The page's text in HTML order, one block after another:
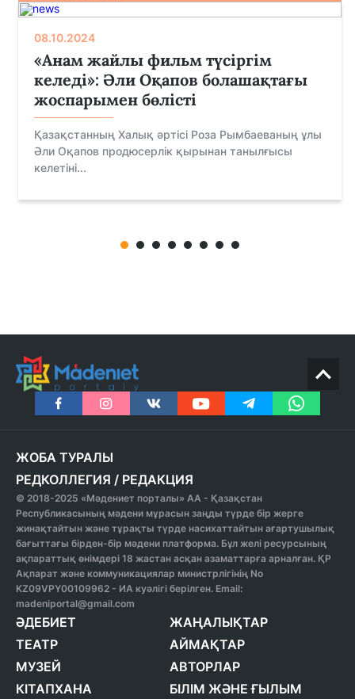
08.10.2024
«Анам жайлы фильм түсіргім
келеді»: Әли Оқапов болашақтағы
жоспарымен бөлісті
Қазақстанның Халық әртісі Роза Рымбаеваның ұлы
Әли Оқапов продюсерлік қырынан танылғысы
келетіні...
ЖОБА ТУРАЛЫ
РЕДКОЛЛЕГИЯ / РЕДАКЦИЯ
© 2018-2025 «Мәдениет порталы» АА - Қазақстан
Республикасының мәдени мұрасын заңды түрде бір жерге
жинақтайтын және тұрақты түрде насихаттайтын ағартушылық
бағыттағы бірден-бір мәдени платформа. Бұл желі ресурсының
ақпараттық өнімдері 18 жастан асқан азаматтарға арналған. ҚР
Ақпарат және коммуникациялар министрлігінің No
KZ09VPY00109962 - ИА куәлігі берілген. Email:
madeniportal@gmail.com
ӘДЕБИЕТ
ТЕАТР
МУЗЕЙ
КІТАПХАНА
ЖАҢАЛЫҚТАР
АЙМАҚТАР
АВТОРЛАР
БІЛІМ ЖӘНЕ ҒЫЛЫМ